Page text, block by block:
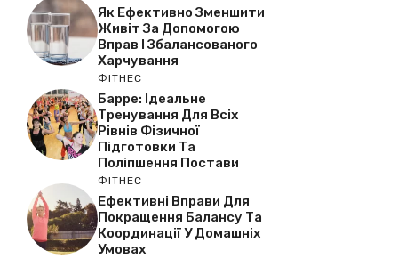
Як Ефективно Зменшити
Живіт За Допомогою
Вправ І Збалансованого
Харчування
ФІТНЕС
Барре: Ідеальне
Тренування Для Всіх
Рівнів Фізичної
Підготовки Та
Поліпшення Постави
ФІТНЕС
Ефективні Вправи Для
Покращення Балансу Та
Координації У Домашніх
Умовах